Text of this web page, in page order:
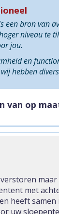
een bron van
niveau te
jou.
en
hebben
van op
met
heeft
uw